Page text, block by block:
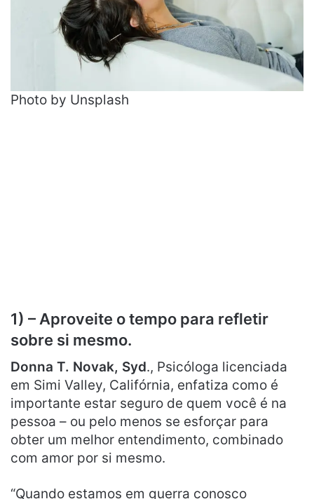
Photo by Unsplash
1) – Aproveite o tempo para refletir
sobre si mesmo.
Donna T. Novak, Syd., Psicóloga licenciada
em Simi Valley, Califórnia, enfatiza como é
importante estar seguro de quem você é na
pessoa – ou pelo menos se esforçar para
obter um melhor entendimento, combinado
com amor por si mesmo.
“Quando estamos em guerra conosco